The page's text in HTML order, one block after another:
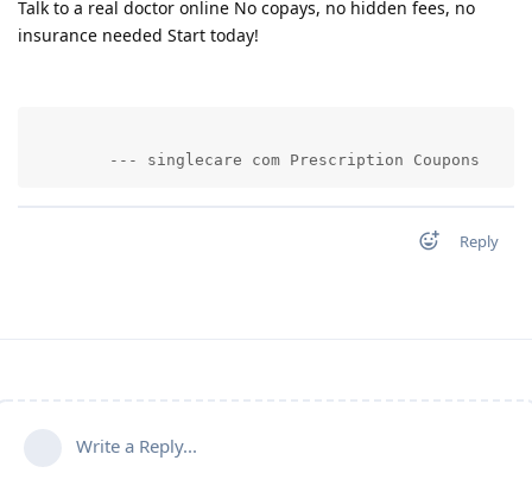
Talk to a real doctor online No copays, no hidden fees, no
insurance needed Start today!
--- singlecare com Prescription
Reply
Write a Reply...